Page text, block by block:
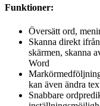
Funktioner:
Översätt ord,
Skanna direkt
skärmen, skanna
Word
kan även ändra
Snabbare